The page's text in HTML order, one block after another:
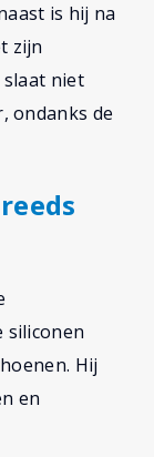
is hij na
zijn
slaat niet
ondanks de
siliconen
Hij
en